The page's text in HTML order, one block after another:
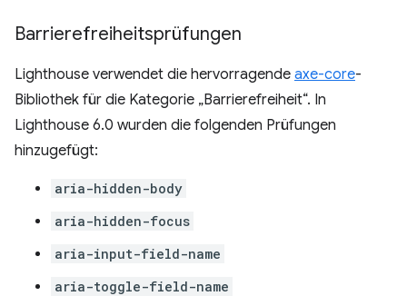
Barrierefreiheitsprüfungen
Lighthouse verwendet die hervorragende axe-core-
Bibliothek für die Kategorie „Barrierefreiheit“. In
Lighthouse 6.0 wurden die folgenden Prüfungen
hinzugefügt:
aria-hidden-body
aria-hidden-focus
aria-input-field-name
aria-toggle-field-name